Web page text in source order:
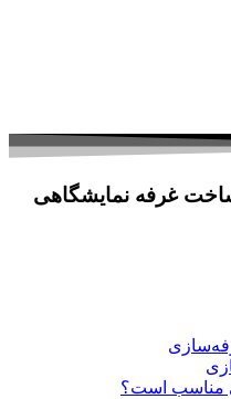
غرفه‌ نمایشگاهی
مناسب است؟